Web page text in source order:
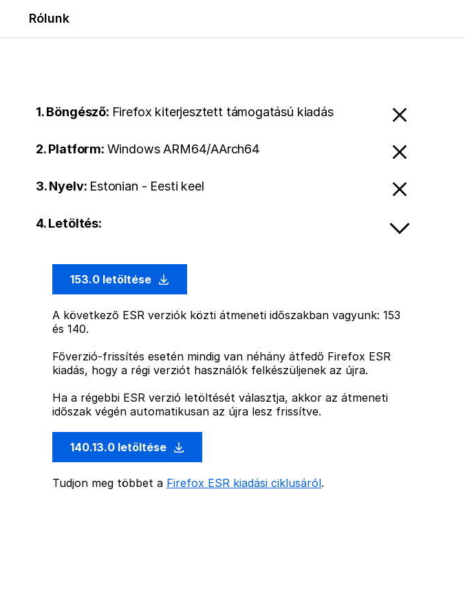
Rólunk
1. Böngésző: Firefox kiterjesztett támogatású kiadás
2. Platform: Windows ARM64/AArch64
3. Nyelv: Estonian - Eesti keel
4. Letöltés:
153.0 letöltése
A következő ESR verziók közti átmeneti időszakban vagyunk: 153
és 140.
Főverzió-frissítés esetén mindig van néhány átfedő Firefox ESR
kiadás, hogy a régi verziót használók felkészüljenek az újra.
Ha a régebbi ESR verzió letöltését választja, akkor az átmeneti
időszak végén automatikusan az újra lesz frissítve.
140.13.0 letöltése
Tudjon meg többet a Firefox ESR kiadási ciklusáról.